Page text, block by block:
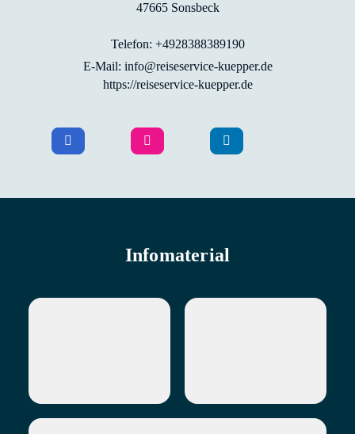
47665 Sonsbeck
Telefon: +4928388389190
E-Mail: info@reiseservice-kuepper.de
https://reiseservice-kuepper.de
Infomaterial